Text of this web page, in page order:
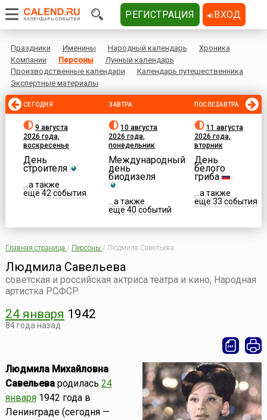
Праздники Именины Народный календарь
Хроника
Компании
Персоны
Лунный календарь
Производственные календари
Календарь путешественника
Экспертные материалы
СЕГОДНЯ
9 августа
2026 года,
воскресенье
День
строителя
...а также
еще 42 события
ЗАВТРА
10 августа
2026 года,
понедельник
Международный
день
биодизеля
...а также
еще 40 событий
ПОСЛЕЗАВТРА
11 августа
2026 года,
вторник
День
белого
гриба
...а также
еще 33 события
Главная страница / Персоны / Людмила Савельева
Людмила Савельева
советская и российская актриса театра и кино, Народная
артистка РСФСР
24 января 1942
84 года назад
Людмила Михайловна
Савельевародилась 24
января1942 года в
Ленинграде (сегодня —
РЕГИСТРАЦИЯ ВХОД